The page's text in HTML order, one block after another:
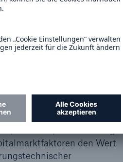
vermieden. Die
ist ebenfalls ein
MR AG bei der
grundlegende Säule
ihrer Anlagestrategie.
(Assets) wichtige
(Liabilities) berücksichtigt
den Wert